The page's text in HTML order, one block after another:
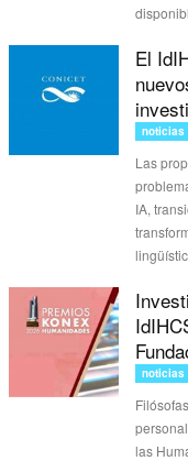
El
noticias
Las
IA,
noticias
las